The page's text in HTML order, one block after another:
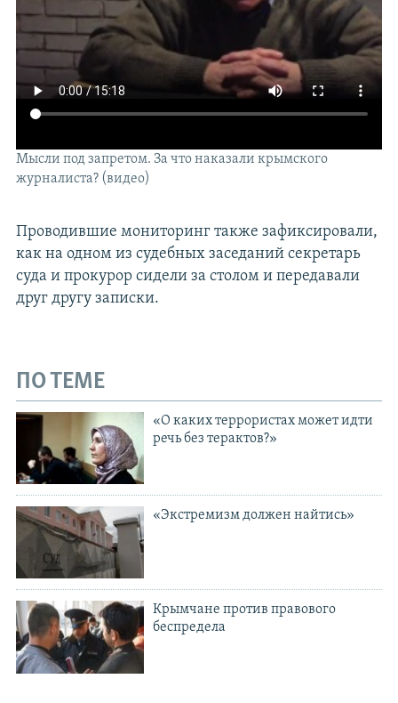
Мысли под запретом. За что наказали крымского
журналиста? (видео)
Проводившие мониторинг также зафиксировали,
как на одном из судебных заседаний секретарь
суда и прокурор сидели за столом и передавали
друг другу записки.
ПО ТЕМЕ
«О каких террористах может идти
речь без терактов?»
«Экстремизм должен найтись»
Крымчане против правового
беспредела